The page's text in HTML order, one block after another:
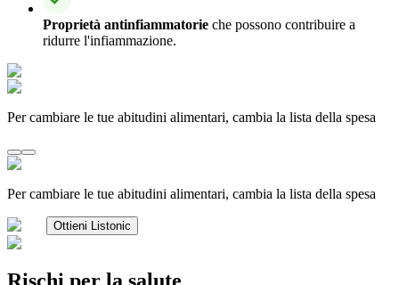
Proprietà antinfiammatorie che possono contribuire a
ridurre l'infiammazione.
Per cambiare le tue abitudini alimentari, cambia la lista della spesa
Per cambiare le tue abitudini alimentari, cambia la lista della spesa
Ottieni Listonic
Rischi per la salute